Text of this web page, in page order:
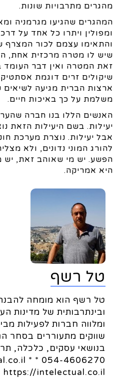
מהגרים מתרבויות שונות.
המהגרים שהגיעו מגרמניה
ומפולין ויתרו כל אחד על
והתאימו עצמם לכור המצרף
שיש לו מטרה מרכזית אחת,
זאת המטרה ואין דבר העומד
שיקולים זרים דוגמת
ארצות הברית מגיעה לשיאים
משלמת על כך באיכות חיים.
האנשים הללו בנו חברה
יעילות. בשם היעילות הזאת
אבל יעילות. נוצרת מערכת
להורג המוני נדונים, ולא
הפשע. יש מי שאוהב זאת,
היא אמריקה.
טל רשף
טל רשף הוא מומחה
ובינתרבותית של מדינות
ומלווה חברות לפעילות
שווקים מתעוררים בסחר
בנושאי עסקים, כלכלה,
*
https://intelectual.co.il